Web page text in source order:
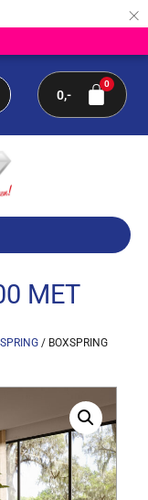
×
0
MET
/ BOXSPRING